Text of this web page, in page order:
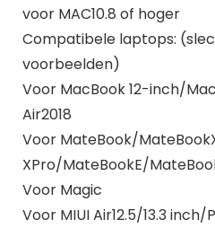
voor MAC10.8 of hoger
Compatibele laptops:
voorbeelden)
Voor MacBook 12-inch/
Air2018
Voor MateBook/
XPro/MateBookE/
Voor Magic
Voor MIUI Air12.5/13.3